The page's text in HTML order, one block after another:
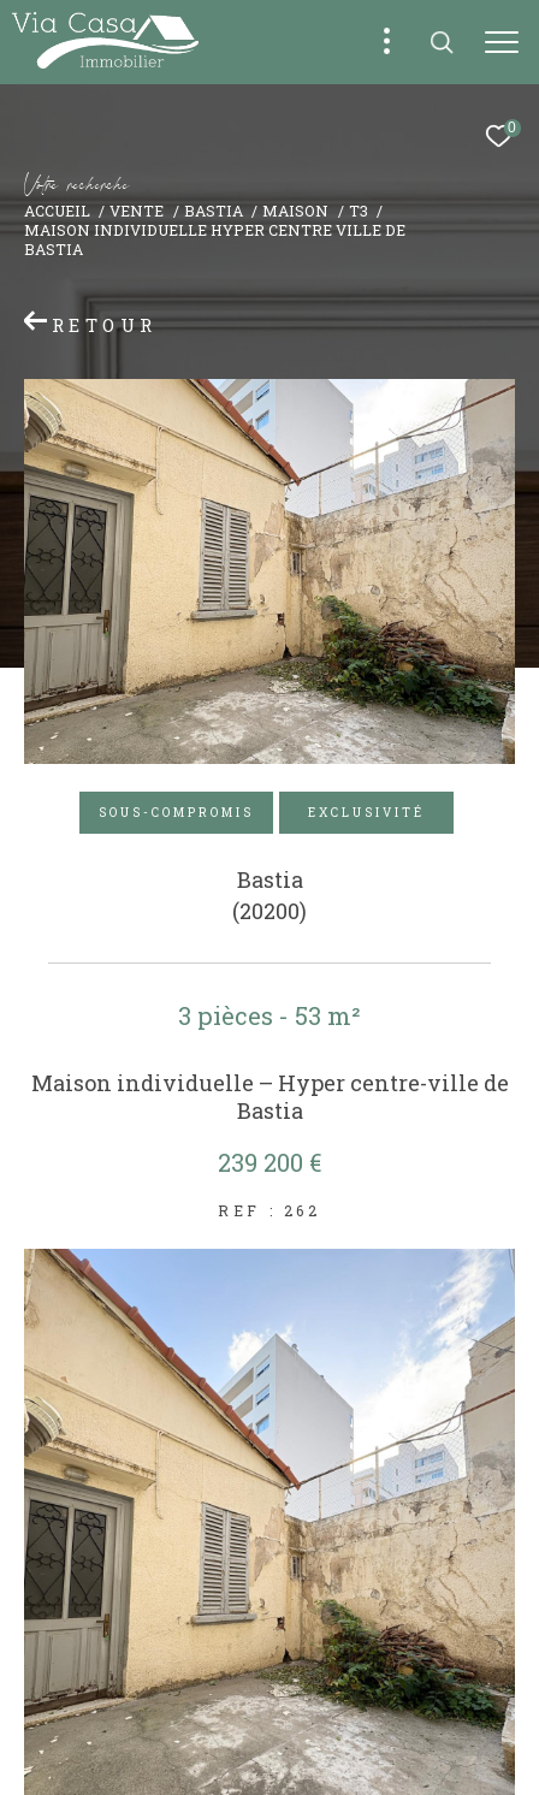
0
Votre recherche
ACCUEIL VENTE BASTIA MAISON
T3
MAISON INDIVIDUELLE HYPER CENTRE VILLE DE
BASTIA
RETOUR
SOUS-COMPROMIS EXCLUSIVITÉ
Bastia
(20200)
3 pièces - 53 m²
Maison individuelle – Hyper centre-ville de
Bastia
239 200 €
REF : 262